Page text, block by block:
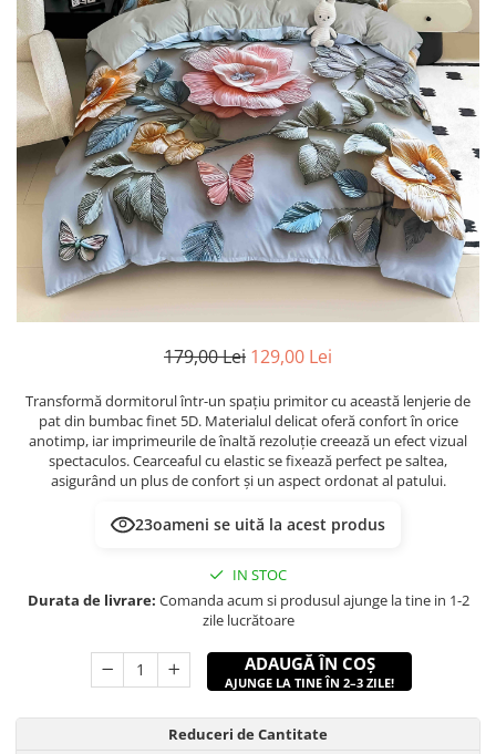
179,00 Lei 129,00 Lei
Transformă dormitorul într-un spațiu primitor cu această lenjerie de
pat din bumbac finet 5D. Materialul delicat oferă confort în orice
anotimp, iar imprimeurile de înaltă rezoluție creează un efect vizual
spectaculos. Cearceaful cu elastic se fixează perfect pe saltea,
asigurând un plus de confort și un aspect ordonat al patului.
23oameni se uită la acest produs
IN STOC
Durata de livrare: Comanda acum si produsul ajunge la tine in 1-2
zile lucrătoare
ADAUGĂ ÎN COȘ
AJUNGE LA TINE ÎN 2–3 ZILE!
Reduceri de Cantitate